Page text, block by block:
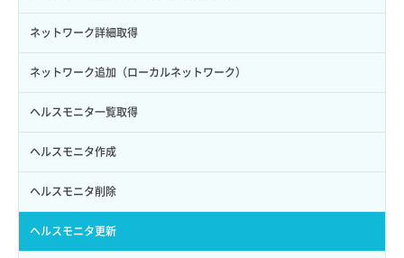
キーペア削除
キーペア詳細取得
キーペア追加
コンソールURL取得
バックアップリストア（ローカルディスク）
バックアップ一覧取得
ネットワーク詳細取得
ネットワーク追加（ローカルネットワーク）
ヘルスモニタ一覧取得
ヘルスモニタ作成
ヘルスモニタ削除
ヘルスモニタ更新